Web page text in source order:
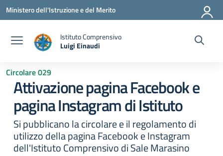
Vai ai contenuti
Vai al menu di navigazione
Vai al footer
Ministero dell'Istruzione e del Merito
Istituto Comprensivo
Luigi Einaudi
— Visita la pagina iniziale della scuola
Circolare 029
Attivazione pagina Facebook e
pagina Instagram di Istituto
Si pubblicano la circolare e il regolamento di
utilizzo della pagina Facebook e Instagram
dell'Istituto Comprensivo di Sale Marasino